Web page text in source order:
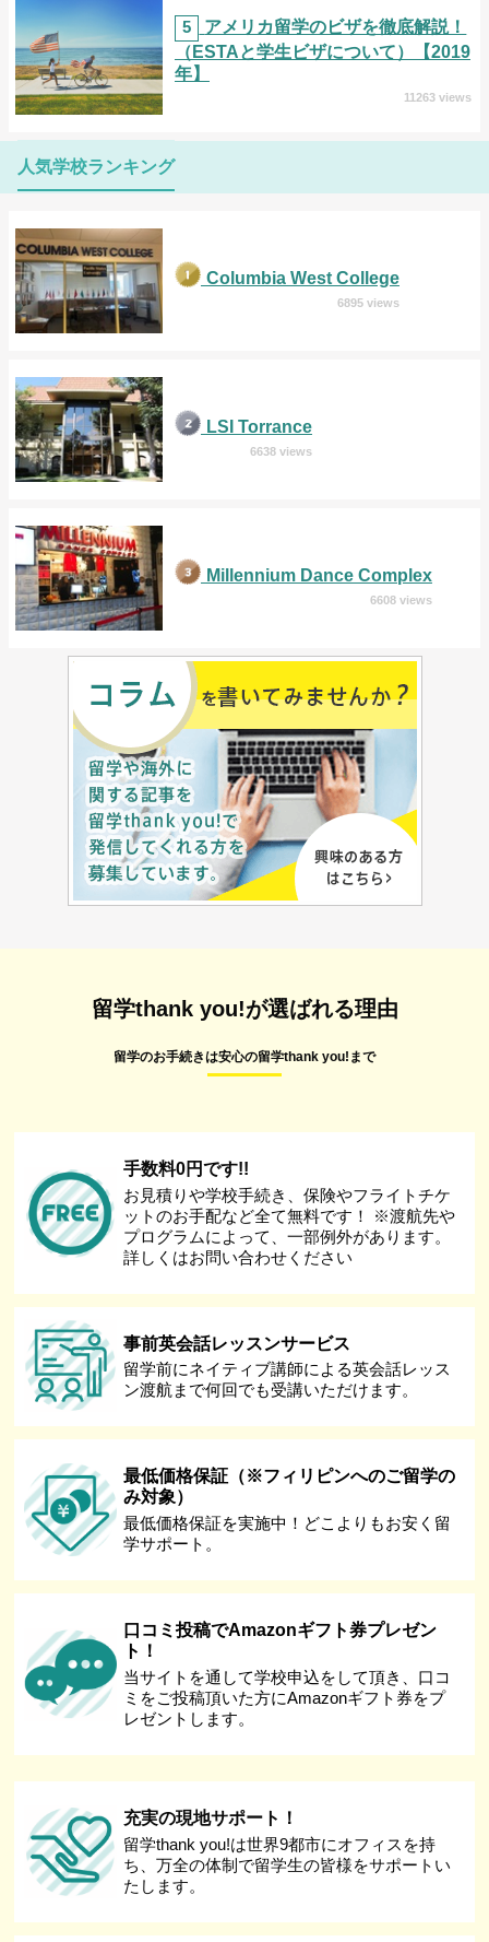
5
アメリカ留学のビザを徹底解説！
（ESTAと学生ビザについて）【2019
年】
11263 views
人気学校ランキング
Columbia West College
6895 views
LSI Torrance
6638 views
Millennium Dance Complex
6608 views
留学thank you!が選ばれる理由
留学のお手続きは安心の留学thank you!まで
手数料0円です!!
お見積りや学校手続き、保険やフライトチケ
ットのお手配など全て無料です！ ※渡航先や
プログラムによって、一部例外があります。
詳しくはお問い合わせください
事前英会話レッスンサービス
留学前にネイティブ講師による英会話レッス
ン渡航まで何回でも受講いただけます。
最低価格保証（※フィリピンへのご留学の
み対象）
最低価格保証を実施中！どこよりもお安く留
学サポート。
口コミ投稿でAmazonギフト券プレゼン
ト！
当サイトを通して学校申込をして頂き、口コ
ミをご投稿頂いた方にAmazonギフト券をプ
レゼントします。
充実の現地サポート！
留学thank you!は世界9都市にオフィスを持
ち、万全の体制で留学生の皆様をサポートい
たします。